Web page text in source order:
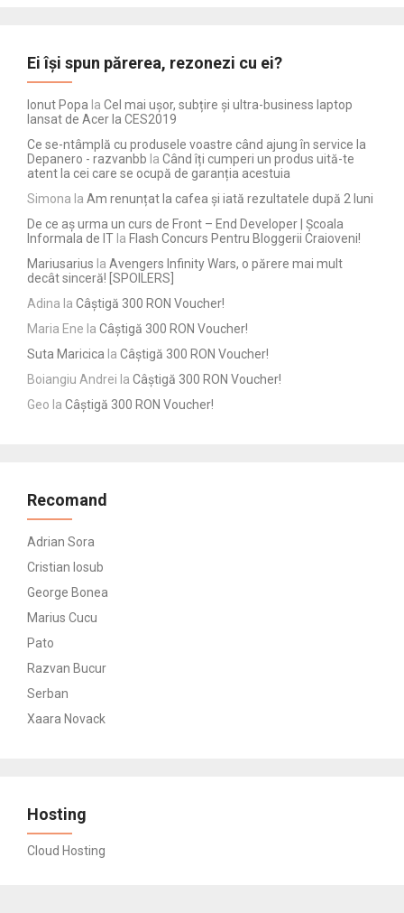
Ei își spun părerea, rezonezi cu ei?
Ionut Popa la Cel mai ușor, subțire și ultra-business laptop
lansat de Acer la CES2019
Ce se-ntâmplă cu produsele voastre când ajung în service la
Depanero - razvanbb la Când îți cumperi un produs uită-te
atent la cei care se ocupă de garanția acestuia
Simona la Am renunțat la cafea și iată rezultatele după 2 luni
De ce aș urma un curs de Front – End Developer | Școala
Informala de IT la Flash Concurs Pentru Bloggerii Craioveni!
Mariusarius la Avengers Infinity Wars, o părere mai mult
decât sinceră! [SPOILERS]
Adina la Câștigă 300 RON Voucher!
Maria Ene la Câștigă 300 RON Voucher!
Suta Maricica la Câștigă 300 RON Voucher!
Boiangiu Andrei la Câștigă 300 RON Voucher!
Geo la Câștigă 300 RON Voucher!
Recomand
Adrian Sora
Cristian Iosub
George Bonea
Marius Cucu
Pato
Razvan Bucur
Serban
Xaara Novack
Hosting
Cloud Hosting